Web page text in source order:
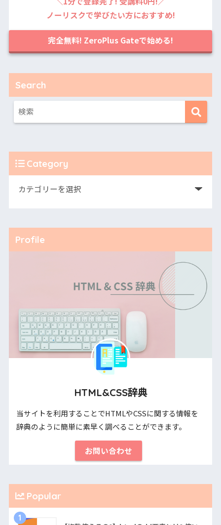
ノーリスクで学びたい方におすすめ!
完全無料! ZeroPlus Gateで始める!
Search
Category
Profile
HTML&CSS辞典
当サイトを利用することでHTMLやCSSに関する情報を
辞典のように簡単に素早く調べることができます。
お問い合わせ
Popular
1